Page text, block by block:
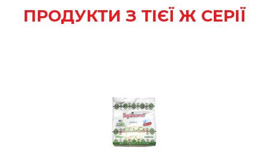
ПРОДУКТИ З ТІЄЇ Ж СЕРІЇ